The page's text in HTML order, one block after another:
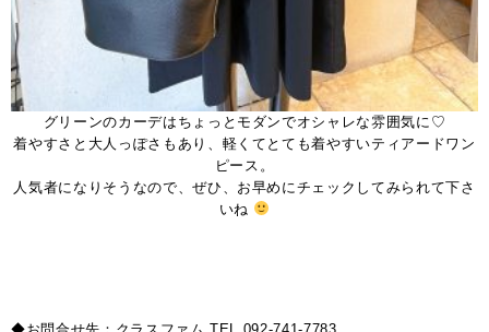
グリーンのカーデはちょっとモダンでオシャレな雰囲気に♡
着やすさと大人っぽさもあり、軽くてとても着やすいティアードワン
ピース。
人気者になりそうなので、ぜひ、お早めにチェックしてみられて下さ
いね